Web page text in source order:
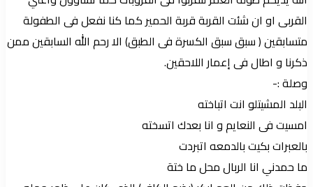
القربى او ان شئت القربة قربة الحمير كما كنا نفعل فى الطفولة
متسابقين ( سبق سبق الكسرة فى الطبق) الا رحم الله السابقين ممن
ذكرنا و اطال فى إعمار اللاحقين.
وصلة :-
البلد المشيتلو انت اتباخته
امسيت فى النعايم و انا بعدك اتسخته
بالعبرات بكيت بالدمعه اتبردت
ما حمدني انا الربال محل ما ختة